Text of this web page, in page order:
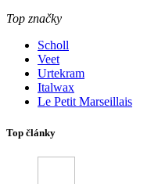
Top značky
Scholl
Veet
Urtekram
Italwax
Le Petit Marseillais
Top články